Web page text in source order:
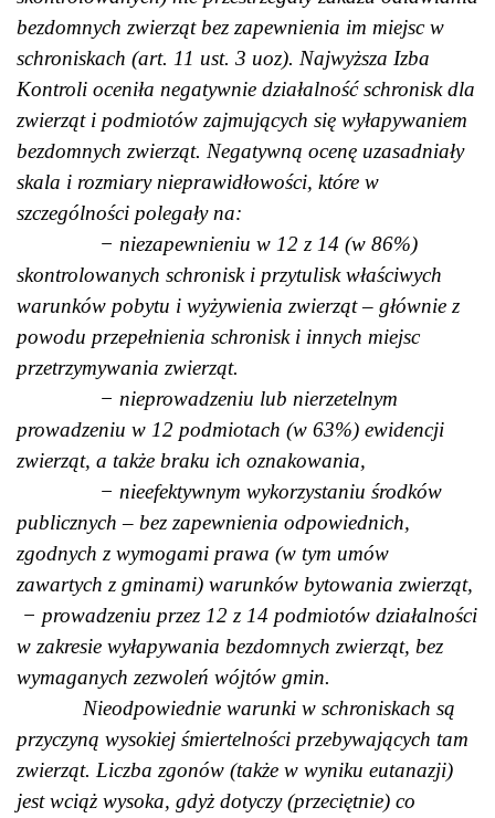
bezdomnych zwierząt bez zapewnienia im miejsc w
schroniskach (art. 11 ust. 3 uoz). Najwyższa Izba
Kontroli oceniła negatywnie działalność schronisk dla
zwierząt i podmiotów zajmujących się wyłapywaniem
bezdomnych zwierząt. Negatywną ocenę uzasadniały
skala i rozmiary nieprawidłowości, które w
szczególności polegały na:
− niezapewnieniu w 12 z 14 (w 86%)
skontrolowanych schronisk i przytulisk właściwych
warunków pobytu i wyżywienia zwierząt – głównie z
powodu przepełnienia schronisk i innych miejsc
przetrzymywania zwierząt.
− nieprowadzeniu lub nierzetelnym
prowadzeniu w 12 podmiotach (w 63%) ewidencji
zwierząt, a także braku ich oznakowania,
− nieefektywnym wykorzystaniu środków
publicznych – bez zapewnienia odpowiednich,
zgodnych z wymogami prawa (w tym umów
zawartych z gminami) warunków bytowania zwierząt,
− prowadzeniu przez 12 z 14 podmiotów działalności
w zakresie wyłapywania bezdomnych zwierząt, bez
wymaganych zezwoleń wójtów gmin.
Nieodpowiednie warunki w schroniskach są
przyczyną wysokiej śmiertelności przebywających tam
zwierząt. Liczba zgonów (także w wyniku eutanazji)
jest wciąż wysoka, gdyż dotyczy (przeciętnie) co